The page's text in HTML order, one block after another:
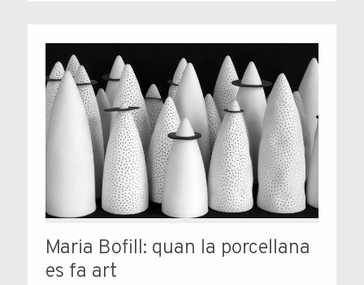
Maria Bofill: quan la porcellana
es fa art